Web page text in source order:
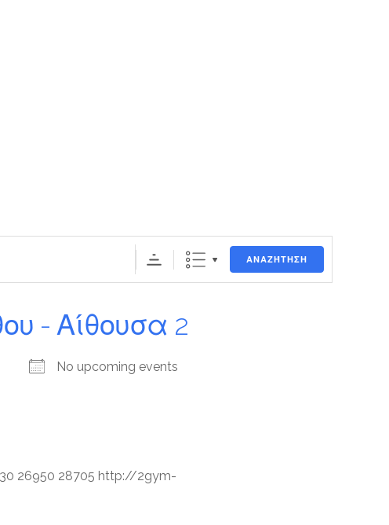
ΑΝΑΖΉΤΗΣΗ
- Αίθουσα 2
No upcoming events
26950 28705 http://2gym-